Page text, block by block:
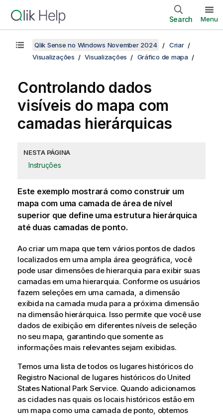
Search Menu
Qlik Sense no Windows November 2024
Criar
Visualizações
Visualizações Gráfico de mapa
Controlando dados
visíveis do mapa com
camadas hierárquicas
NESTA PÁGINA
Instruções
Este exemplo mostrará como construir um
mapa com uma camada de área de nível
superior que define uma estrutura hierárquica
até duas camadas de ponto.
Ao criar um mapa que tem vários pontos de dados
localizados em uma ampla área geográfica, você
pode usar dimensões de hierarquia para exibir suas
camadas em uma hierarquia. Conforme os usuários
fazem seleções em uma camada, a dimensão
exibida na camada muda para a próxima dimensão
na dimensão hierárquica. Isso permite que você use
dados de exibição em diferentes níveis de seleção
no seu mapa, garantindo que somente as
informações mais relevantes sejam exibidas.
Temos uma lista de todos os lugares históricos do
Registro Nacional de lugares históricos do United
States National Park Service. Quando adicionamos
as cidades nas quais os locais históricos estão em
um mapa como uma camada de ponto, obtemos